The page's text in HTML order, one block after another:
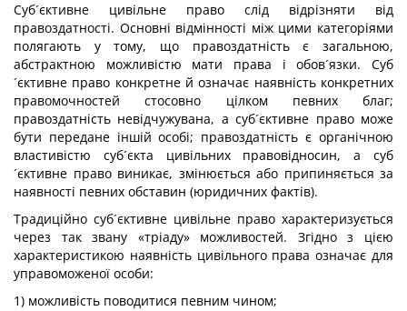
Суб´єктивне цивільне право слід відрізняти від
правоздатності. Основні відмінності між цими категоріями
полягають у тому, що правоздатність є загальною,
абстрактною можливістю мати права і обов´язки. Суб
´єктивне право конкретне й означає наявність конкретних
правомочностей стосовно цілком певних благ;
правоздатність невідчужувана, а суб´єктивне право може
бути передане іншій особі; правоздатність є органічною
властивістю суб´єкта цивільних правовідносин, а суб
´єктивне право виникає, змінюється або припиняється за
наявності певних обставин (юридичних фактів).
Традиційно суб´єктивне цивільне право характеризується
через так звану «тріаду» можливостей. Згідно з цією
характеристикою наявність цивільного права означає для
управоможеної особи:
1) можливість поводитися певним чином;